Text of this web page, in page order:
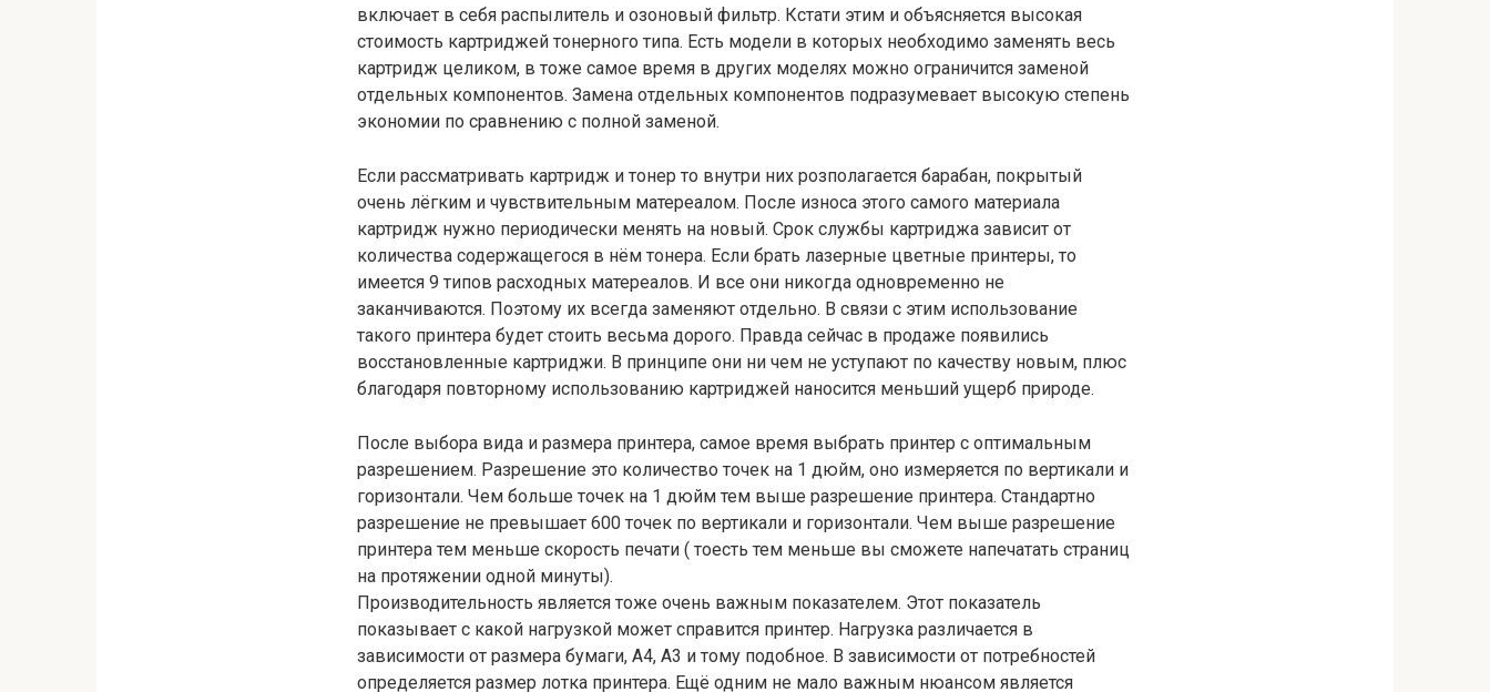
включает в себя распылитель и озоновый фильтр. Кстати этим и объясняется высокая
стоимость картриджей тонерного типа. Есть модели в которых необходимо заменять весь
картридж целиком, в тоже самое время в других моделях можно ограничится заменой
отдельных компонентов. Замена отдельных компонентов подразумевает высокую степень
экономии по сравнению с полной заменой.
Если рассматривать картридж и тонер то внутри них розполагается барабан, покрытый
очень лёгким и чувствительным матереалом. После износа этого самого материала
картридж нужно периодически менять на новый. Срок службы картриджа зависит от
количества содержащегося в нём тонера. Если брать лазерные цветные принтеры, то
имеется 9 типов расходных матереалов. И все они никогда одновременно не
заканчиваются. Поэтому их всегда заменяют отдельно. В связи с этим использование
такого принтера будет стоить весьма дорого. Правда сейчас в продаже появились
восстановленные картриджи. В принципе они ни чем не уступают по качеству новым, плюс
благодаря повторному использованию картриджей наносится меньший ущерб природе.
После выбора вида и размера принтера, самое время выбрать принтер с оптимальным
разрешением. Разрешение это количество точек на 1 дюйм, оно измеряется по вертикали и
горизонтали. Чем больше точек на 1 дюйм тем выше разрешение принтера. Стандартно
разрешение не превышает 600 точек по вертикали и горизонтали. Чем выше разрешение
принтера тем меньше скорость печати ( тоесть тем меньше вы сможете напечатать страниц
на протяжении одной минуты).
Производительность является тоже очень важным показателем. Этот показатель
показывает с какой нагрузкой может справится принтер. Нагрузка различается в
зависимости от размера бумаги, А4, А3 и тому подобное. В зависимости от потребностей
определяется размер лотка принтера. Ещё одним не мало важным нюансом является